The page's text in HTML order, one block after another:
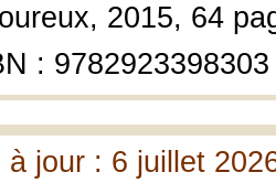
2015, 64
: 9782923398303
à jour : 6 juillet